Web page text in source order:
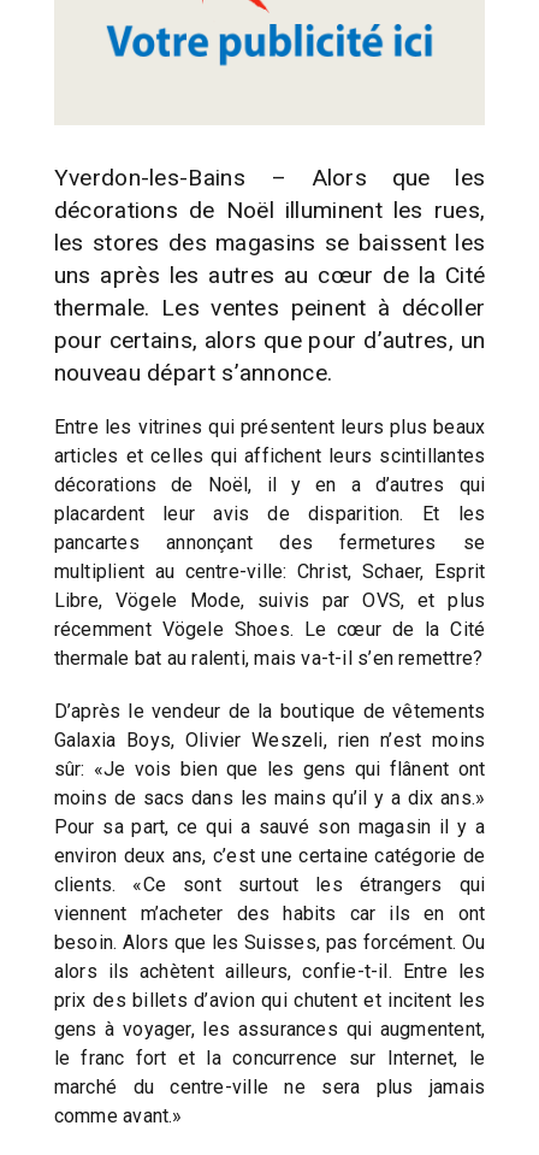
Yverdon-les-Bains – Alors que les
décorations de Noël illuminent les rues,
les stores des magasins se baissent les
uns après les autres au cœur de la Cité
thermale. Les ventes peinent à décoller
pour certains, alors que pour d’autres, un
nouveau départ s’annonce.
Entre les vitrines qui présentent leurs plus beaux
articles et celles qui affichent leurs scintillantes
décorations de Noël, il y en a d’autres qui
placardent leur avis de disparition. Et les
pancartes annonçant des fermetures se
multiplient au centre-ville: Christ, Schaer, Esprit
Libre, Vögele Mode, suivis par OVS, et plus
récemment Vögele Shoes. Le cœur de la Cité
thermale bat au ralenti, mais va-t-il s’en remettre?
D’après le vendeur de la boutique de vêtements
Galaxia Boys, Olivier Weszeli, rien n’est moins
sûr: «Je vois bien que les gens qui flânent ont
moins de sacs dans les mains qu’il y a dix ans.»
Pour sa part, ce qui a sauvé son magasin il y a
environ deux ans, c’est une certaine catégorie de
clients. «Ce sont surtout les étrangers qui
viennent m’acheter des habits car ils en ont
besoin. Alors que les Suisses, pas forcément. Ou
alors ils achètent ailleurs, confie-t-il. Entre les
prix des billets d’avion qui chutent et incitent les
gens à voyager, les assurances qui augmentent,
le franc fort et la concurrence sur Internet, le
marché du centre-ville ne sera plus jamais
comme avant.»